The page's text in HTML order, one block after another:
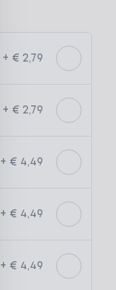
+ € 2,79
+ € 2,79
+ € 4,49
+ € 4,49
+ € 4,49